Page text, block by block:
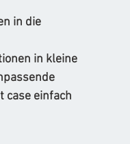
in die
in kleine
case einfach